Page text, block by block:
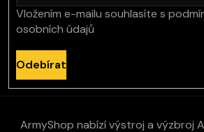
Vložením e-mailu souhlasíte s
osobních údajů
Odebírat
ArmyShop nabízí výstroj a výzbroj